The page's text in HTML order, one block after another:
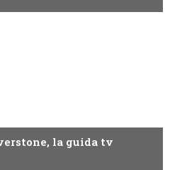
la guida tv